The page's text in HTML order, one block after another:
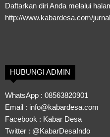
Daftarkan diri Anda melalui
http://www.kabardesa.com/
HUBUNGI ADMIN
WhatsApp : 08563820901
Email : info@kabardesa.com
Facebook : Kabar Desa
Twitter : @KabarDesaIndo